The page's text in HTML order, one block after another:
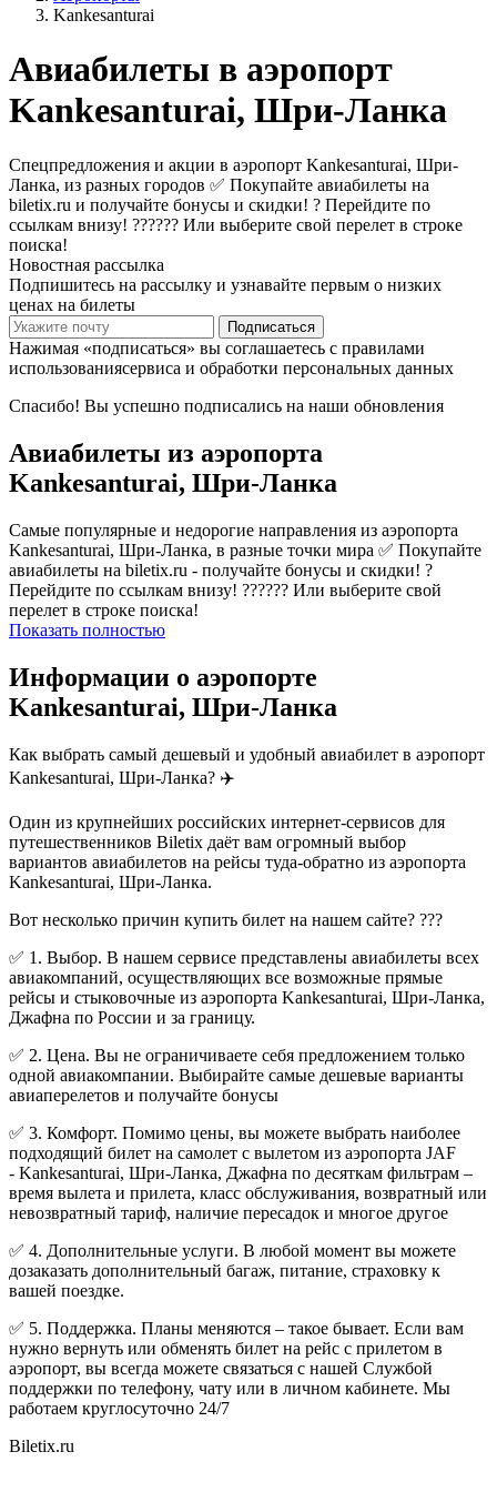
Kankesanturai
Авиабилеты в аэропорт
Kankesanturai, Шри-Ланка
Спецпредложения и акции в аэропорт Kankesanturai, Шри-
Ланка, из разных городов ✅ Покупайте авиабилеты на
biletix.ru и получайте бонусы и скидки! ? Перейдите по
ссылкам внизу! ?????? Или выберите свой перелет в строке
поиска!
Новостная рассылка
Подпишитесь на рассылку и узнавайте первым о низких
ценах на билеты
Подписаться
Нажимая «подписаться» вы соглашаетесь с правилами
использованиясервиса и обработки персональных данных
Спасибо! Вы успешно подписались на наши обновления
Авиабилеты из аэропорта
Kankesanturai, Шри-Ланка
Самые популярные и недорогие направления из аэропорта
Kankesanturai, Шри-Ланка, в разные точки мира ✅ Покупайте
авиабилеты на biletix.ru - получайте бонусы и скидки! ?
Перейдите по ссылкам внизу! ?????? Или выберите свой
перелет в строке поиска!
Показать полностью
Информации о аэропорте
Kankesanturai, Шри-Ланка
Как выбрать самый дешевый и удобный авиабилет в аэропорт
Kankesanturai, Шри-Ланка? ✈️
Один из крупнейших российских интернет-сервисов для
путешественников Biletix даёт вам огромный выбор
вариантов авиабилетов на рейсы туда-обратно из аэропорта
Kankesanturai, Шри-Ланка.
Вот несколько причин купить билет на нашем сайте? ???
✅ 1. Выбор. В нашем сервисе представлены авиабилеты всех
авиакомпаний, осуществляющих все возможные прямые
рейсы и стыковочные из аэропорта Kankesanturai, Шри-Ланка,
Джафна по России и за границу.
✅ 2. Цена. Вы не ограничиваете себя предложением только
одной авиакомпании. Выбирайте самые дешевые варианты
авиаперелетов и получайте бонусы
✅ 3. Комфорт. Помимо цены, вы можете выбрать наиболее
подходящий билет на самолет с вылетом из аэропорта JAF
- Kankesanturai, Шри-Ланка, Джафна по десяткам фильтрам –
время вылета и прилета, класс обслуживания, возвратный или
невозвратный тариф, наличие пересадок и многое другое
✅ 4. Дополнительные услуги. В любой момент вы можете
дозаказать дополнительный багаж, питание, страховку к
вашей поездке.
✅ 5. Поддержка. Планы меняются – такое бывает. Если вам
нужно вернуть или обменять билет на рейс с прилетом в
аэропорт, вы всегда можете связаться с нашей Службой
поддержки по телефону, чату или в личном кабинете. Мы
работаем круглосуточно 24/7
Biletix.ru